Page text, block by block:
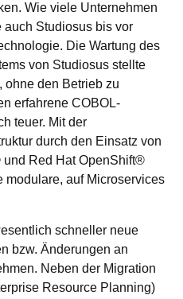
Wie viele Unternehmen
auch Studiosus bis vor
Die Wartung des
von Studiosus stellte
ohne den Betrieb zu
erfahrene COBOL-
teuer. Mit der
durch den Einsatz von
Red Hat OpenShift®
modulare, auf Microservices
schneller neue
bzw. Änderungen an
Neben der Migration
Resource Planning)